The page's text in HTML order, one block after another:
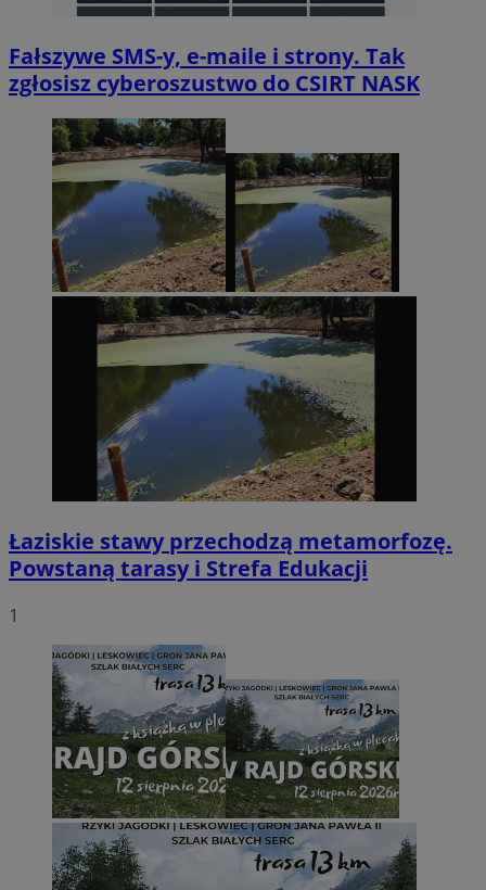
Fałszywe SMS-y, e-maile i strony. Tak
zgłosisz cyberoszustwo do CSIRT NASK
Łaziskie stawy przechodzą metamorfozę.
Powstaną tarasy i Strefa Edukacji
1